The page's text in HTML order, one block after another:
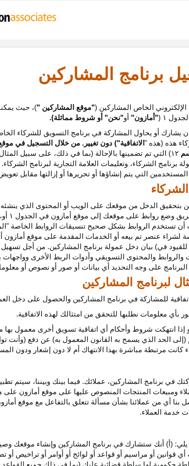
برنامج المشاركين
الخاص المشاركين ("موقع المشاركين ")، حيث
۱ ( "أمازون" أو"نحن" أو شروط مماثلة).
أو يحاول المشاركة في برنامج التسويق للشركاء
هذه (هذه " الاتفاقية") دون تغيير. من خلال التسجيل في
۱۲) التي تم تضمينها بالإحالة (بما في ذلك، على سبيل
برنامج الشركاء، وتعليمات العلامة التجارية لبرنامج الشركاء.
التي يتم إنشاؤها أو تحريرها أو إزالتها مقابل
بتحقيق الدخل من موقعك على الويب أو المحتوى الذي ينشئه
وضع روابط على موقعك إلى موقع أمازون في الجدول ۱
تستخدم الروابط بشكل صحيح تنسيقات الروابط الخاصة
لشراء عنصر تم بيعه أو الخدمات المقدمة على موقع أمازون
في) بيان دخل عمولة برنامج المشاركين. من أجل تسهيل
والروابط والمحتوى التسويقي وأدوات الربط الأخرى
على وجه التحديد أي بيانات أو صور أو نصوص أو
للمشاركة في برنامج المشاركين والحصول على دخل
بأي معلومات نطلبها للتحقق من امتثالك لهذه الاتفاقية.
إذا انتهكت شروط وأحكام أي اتفاقية تسويق أخرى معمول
(إلى الحد الذي يسمح به القانون المعمول به) عن دفع (وأنت
كانت مرتبطة مباشرة بهذا الانتهاك أم لا دون إشعار ودون
في برنامج المشاركين، عملائك. فيما بينك وبيننا، سيتم
ومبيعات المنتجات المنصوص عليها على موقع أمازون
بنا أي من عملائنا بشأن مسألة تتعلق بالتفاعل مع موقع
خدمة العملاء.
يلي: (أ) أنك ستشارك في برنامج المشاركين وإنشاء موقعك
قوانين أو مراسيم أو قواعد أو لوائح أو أوامر أو تراخيص أو